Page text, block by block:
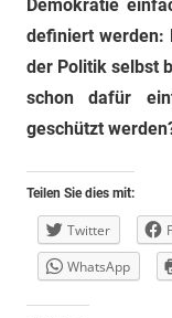
Demokratie
definiert werden:
der Politik selbst
schon dafür
geschützt
Teilen Sie dies mit:
Twitter
WhatsApp